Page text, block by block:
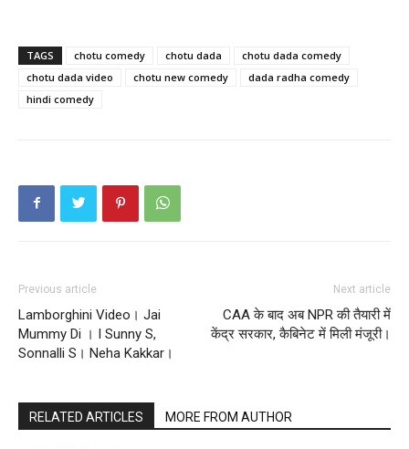
TAGS chotu comedy chotu dada
chotu dada comedy
chotu dada video
chotu new comedy
dada radha comedy
hindi comedy
Previous article
Lamborghini Video। Jai
Mummy Di । I Sunny S,
Sonnalli S। Neha Kakkar।
Next article
CAA के बाद अब NPR की तैयारी में
केंद्र सरकार, कैबिनेट में मिली मंजूरी।
RELATED ARTICLES MORE FROM AUTHOR